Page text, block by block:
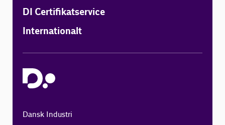
DI Certifikatservice
Internationalt
Dansk Industri